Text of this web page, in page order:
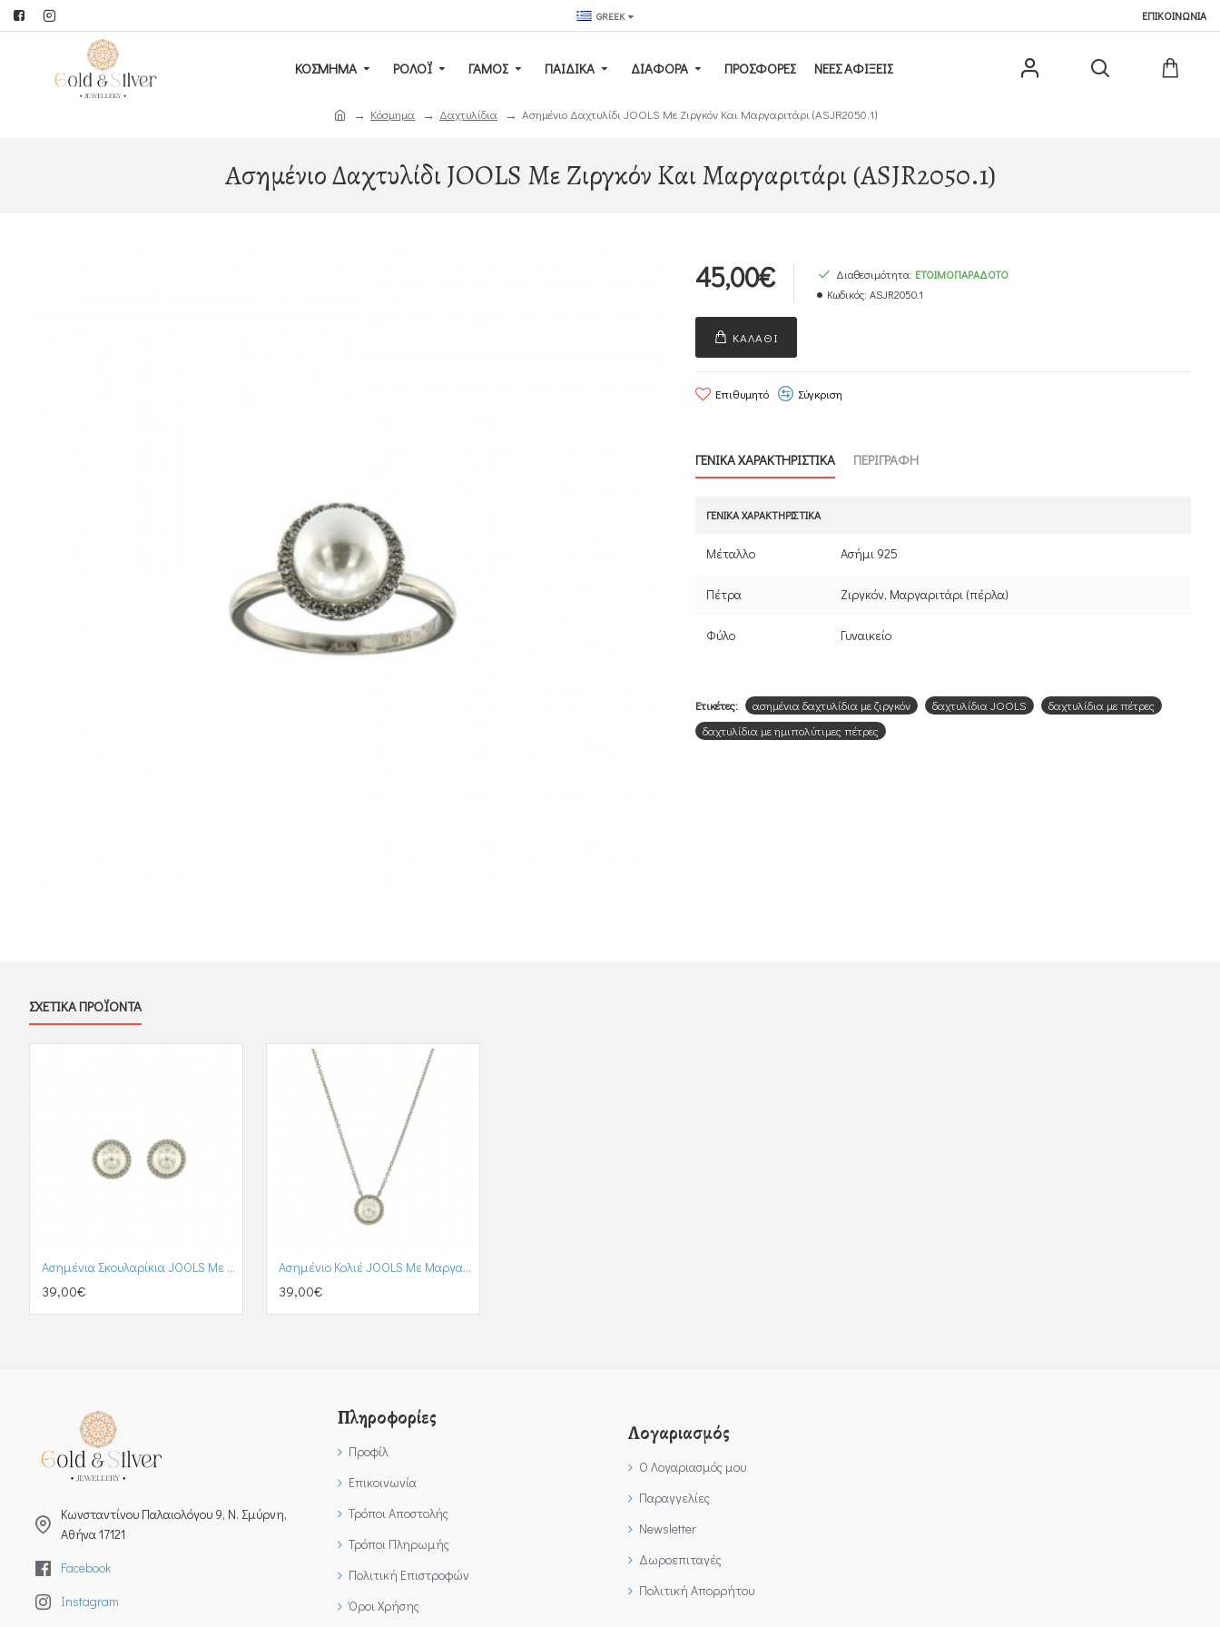
GREEK ΕΠΙΚΟΙΝΩΝΙΑ
ΚΟΣΜΗΜΑ ΡΟΛΌΙ ΓΆΜΟΣ ΠΑΙΔΙΚΆ ΔΙΑΦΟΡΑ ΠΡΟΣΦΟΡΕΣ ΝΕΕΣ ΑΦΙΞΕΙΣ
Κόσμημα Δαχτυλίδια Ασημένιο Δαχτυλίδι JOOLS Με Ζιργκόν Και Μαργαριτάρι (ASJR2050.1)
Ασημένιο Δαχτυλίδι JOOLS Με Ζιργκόν Και Μαργαριτάρι (ASJR2050.1)
45,00€ Διαθεσιμότητα: ΕΤΟΙΜΟΠΑΡΆΔΟΤΟ
Κωδικός: ASJR2050.1
ΚΑΛΆΘΙ
Επιθυμητό Σύγκριση
ΓΕΝΙΚΑ ΧΑΡΑΚΤΗΡΙΣΤΙΚΑ ΠΕΡΙΓΡΑΦΗ
ΓΕΝΙΚΆ ΧΑΡΑΚΤΗΡΙΣΤΙΚΆ
Μέταλλο Ασήμι 925
Πέτρα Ζιργκόν, Μαργαριτάρι (πέρλα)
Φύλο Γυναικείο
Ετικέτες: ασημένια δαχτυλίδια με ζιργκόν δαχτυλίδια JOOLS
δαχτυλίδια με πέτρες
δαχτυλίδια με ημιπολύτιμες πέτρες
ΣΧΕΤΙΚΑ ΠΡΟΪΟΝΤΑ
Ασημένια Σκουλαρίκια JOOLS Με Μαργαριτάρια (ASJERY1249LW1)
39,00€
Ασημένιο Κολιέ JOOLS Με Μαργαριτάρι (ASJNY12494LW1)
39,00€
Kωνσταντίνου Παλαιολόγου 9, Ν. Σμύρνη,
Αθήνα 17121
Facebook
Instagram
Πληροφορίες
Προφίλ
Επικοινωνία
Τρόποι Αποστολής
Τρόποι Πληρωμής
Πολιτική Επιστροφών
Όροι Χρήσης
Λογαριασμός
Ο Λογαριασμός μου
Παραγγελίες
Newsletter
Δωροεπιταγές
Πολιτική Απορρήτου